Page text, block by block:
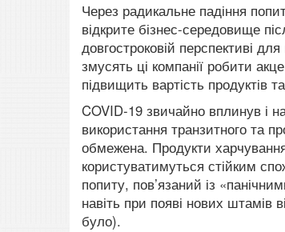
Через радикальне падіння
відкрите бізнес-середовище
довгостроковій перспективі
змусять ці компанії робити
підвищить вартість продуктів
COVID-19 звичайно вплинув і
використання транзитного та
обмежена. Продукти
користуватимуться стійким
попиту, пов’язаний із
навіть при появі нових штамів
було).